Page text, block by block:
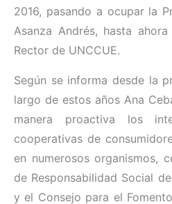
2016, pasando a ocupar la
Asanza Andrés, hasta
Rector de UNCCUE.
Según se informa desde la
largo de estos años Ana
manera proactiva los
cooperativas de
en numerosos organismos,
de Responsabilidad Social
y el Consejo para el